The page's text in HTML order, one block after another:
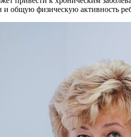
и общую физическую активность